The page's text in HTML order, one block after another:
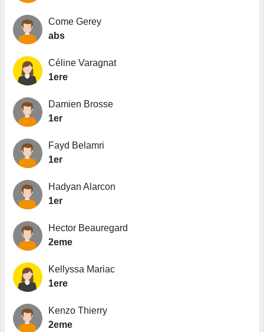
Come Gerey
abs
Céline Varagnat
1ere
Damien Brosse
1er
Fayd Belamri
1er
Hadyan Alarcon
1er
Hector Beauregard
2eme
Kellyssa Mariac
1ere
Kenzo Thierry
2eme